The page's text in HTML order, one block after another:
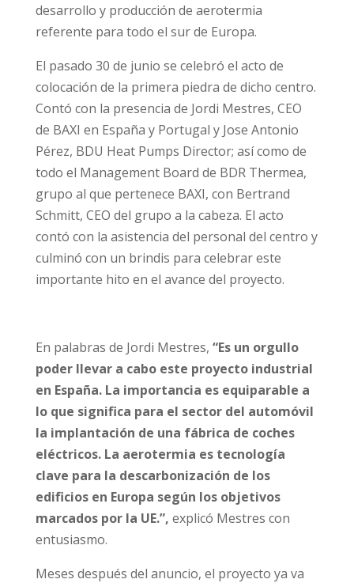
desarrollo y producción de aerotermia
referente para todo el sur de Europa.
El pasado 30 de junio se celebró el acto de
colocación de la primera piedra de dicho centro.
Contó con la presencia de Jordi Mestres, CEO
de BAXI en España y Portugal y Jose Antonio
Pérez, BDU Heat Pumps Director; así como de
todo el Management Board de BDR Thermea,
grupo al que pertenece BAXI, con Bertrand
Schmitt, CEO del grupo a la cabeza. El acto
contó con la asistencia del personal del centro y
culminó con un brindis para celebrar este
importante hito en el avance del proyecto.
En palabras de Jordi Mestres, “Es un orgullo
poder llevar a cabo este proyecto industrial
en España. La importancia es equiparable a
lo que significa para el sector del automóvil
la implantación de una fábrica de coches
eléctricos. La aerotermia es tecnología
clave para la descarbonización de los
edificios en Europa según los objetivos
marcados por la UE.”, explicó Mestres con
entusiasmo.
Meses después del anuncio, el proyecto ya va